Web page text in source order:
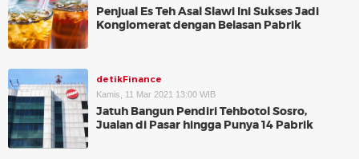
Penjual Es Teh Asal Slawi Ini Sukses Jadi
Konglomerat dengan Belasan Pabrik
detikFinance
Kamis, 11 Mar 2021 13:00 WIB
Jatuh Bangun Pendiri Tehbotol Sosro,
Jualan di Pasar hingga Punya 14 Pabrik